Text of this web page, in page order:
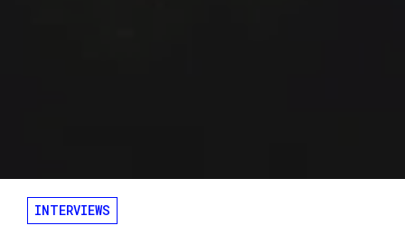
INTERVIEWS